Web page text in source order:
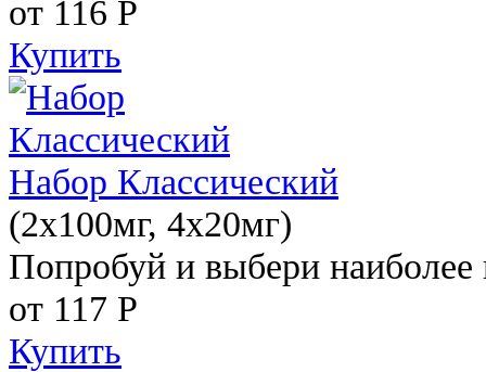
от 116 Р
Купить
Набор Классический
(2x100мг, 4x20мг)
Попробуй и выбери наиболее
от 117 Р
Купить